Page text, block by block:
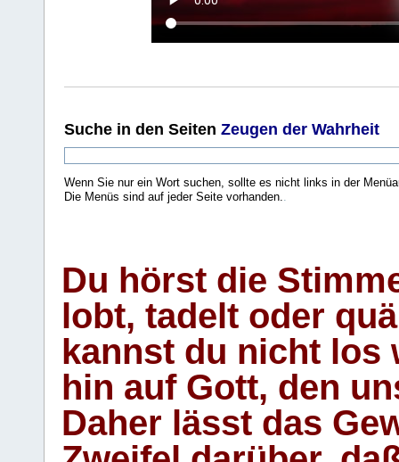
Suche in den Seiten Zeugen der Wahrheit
Wenn Sie nur ein Wort suchen, sollte es nicht links in der
Die Menüs sind auf jeder Seite vorhanden..
Du hörst die
lobt, tadelt oder
kannst du nicht los
hin auf Gott, den
Daher lässt das